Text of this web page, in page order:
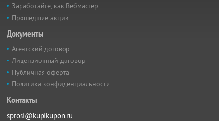
Заработайте, как Вебмастер
Прошедшие акции
Документы
Агентский договор
Лицензионный договор
Публичная оферта
Политика конфиденциальности
Контакты
sprosi@kupikupon.ru